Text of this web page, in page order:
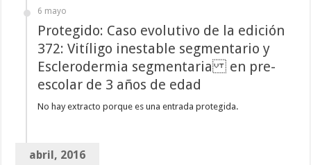
6 mayo
Protegido: Caso evolutivo de la edición
372: Vitíligo inestable segmentario y
Esclerodermia segmentaria en pre-
escolar de 3 años de edad
No hay extracto porque es una entrada protegida.
abril, 2016